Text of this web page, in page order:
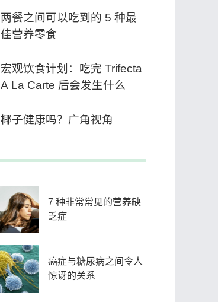
两餐之间可以吃到的 5 种最
佳营养零食
宏观饮食计划：吃完 Trifecta
A La Carte 后会发生什么
椰子健康吗？广角视角
7 种非常常见的营养缺
乏症
癌症与糖尿病之间令人
惊讶的关系